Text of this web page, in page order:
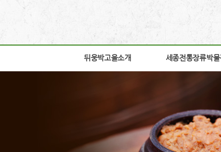
뒤웅박고을소개 세종전통장류박물
뒤웅박고을소개 세종전통장류박물
조감도
학술연구
자료실
열린공간